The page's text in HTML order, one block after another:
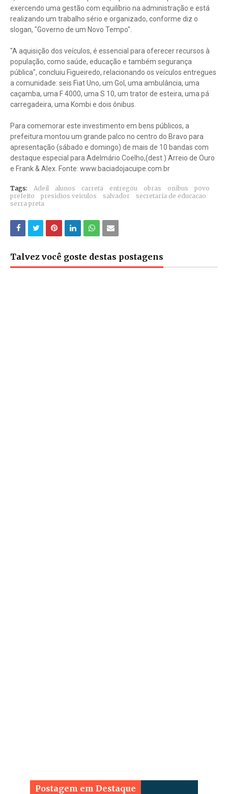
exercendo uma gestão com equilíbrio na administração e está
realizando um trabalho sério e organizado, conforme diz o
slogan, "Governo de um Novo Tempo".
"A aquisição dos veículos, é essencial para oferecer recursos à
população, como saúde, educação e também segurança
pública", concluiu Figueiredo, relacionando os veículos entregues
a comunidade: seis Fiat Uno, um Gol, uma ambulância, uma
caçamba, uma F 4000, uma S 10, um trator de esteira, uma pá
carregadeira, uma Kombi e dois ônibus.
Para comemorar este investimento em bens públicos, a
prefeitura montou um grande palco no centro do Bravo para
apresentação (sábado e domingo) de mais de 10 bandas com
destaque especial para Adelmário Coelho,(dest.) Arreio de Ouro
e Frank & Alex. Fonte: www.baciadojacuipe.com.br
Tags: Adeil alunos carreta entregou obras onibus
povo
prefeito
presidios veiculos salvador
secretaria de educacao
serra preta
Talvez você goste destas postagens
Postagem em Destaque